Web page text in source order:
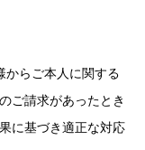
からご本人に関する
ご請求があったとき
に基づき適正な対応